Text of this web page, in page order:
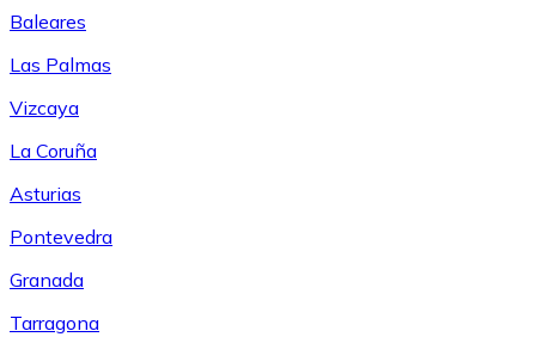
Baleares
Las Palmas
Vizcaya
La Coruña
Asturias
Pontevedra
Granada
Tarragona